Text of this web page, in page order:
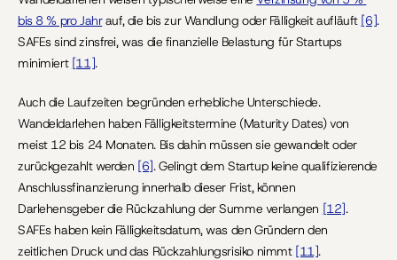
bis 8 % pro Jahr auf, die bis zur Wandlung oder Fälligkeit aufläuft [6].
SAFEs sind zinsfrei, was die finanzielle Belastung für Startups
minimiert [11].
Auch die Laufzeiten begründen erhebliche Unterschiede.
Wandeldarlehen haben Fälligkeitstermine (Maturity Dates) von
meist 12 bis 24 Monaten. Bis dahin müssen sie gewandelt oder
zurückgezahlt werden [6]. Gelingt dem Startup keine qualifizierende
Anschlussfinanzierung innerhalb dieser Frist, können
Darlehensgeber die Rückzahlung der Summe verlangen [12].
SAFEs haben kein Fälligkeitsdatum, was den Gründern den
zeitlichen Druck und das Rückzahlungsrisiko nimmt [11].